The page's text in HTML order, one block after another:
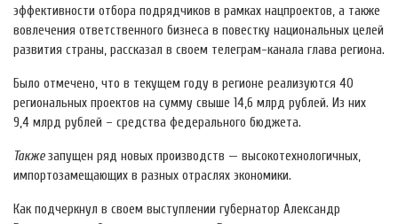
эффективности отбора подрядчиков в рамках нацпроектов, а также
вовлечения ответственного бизнеса в повестку национальных целей
развития страны, рассказал в своем телеграм-канала глава региона.
Было отмечено, что в текущем году в регионе реализуются 40
региональных проектов на сумму свыше 14,6 млрд рублей. Из них
9,4 млрд рублей – средства федерального бюджета.
Такжезапущен ряд новых производств — высокотехнологичных,
импортозамещающих в разных отраслях экономики.
Как подчеркнул в своем выступлении губернатор Александр